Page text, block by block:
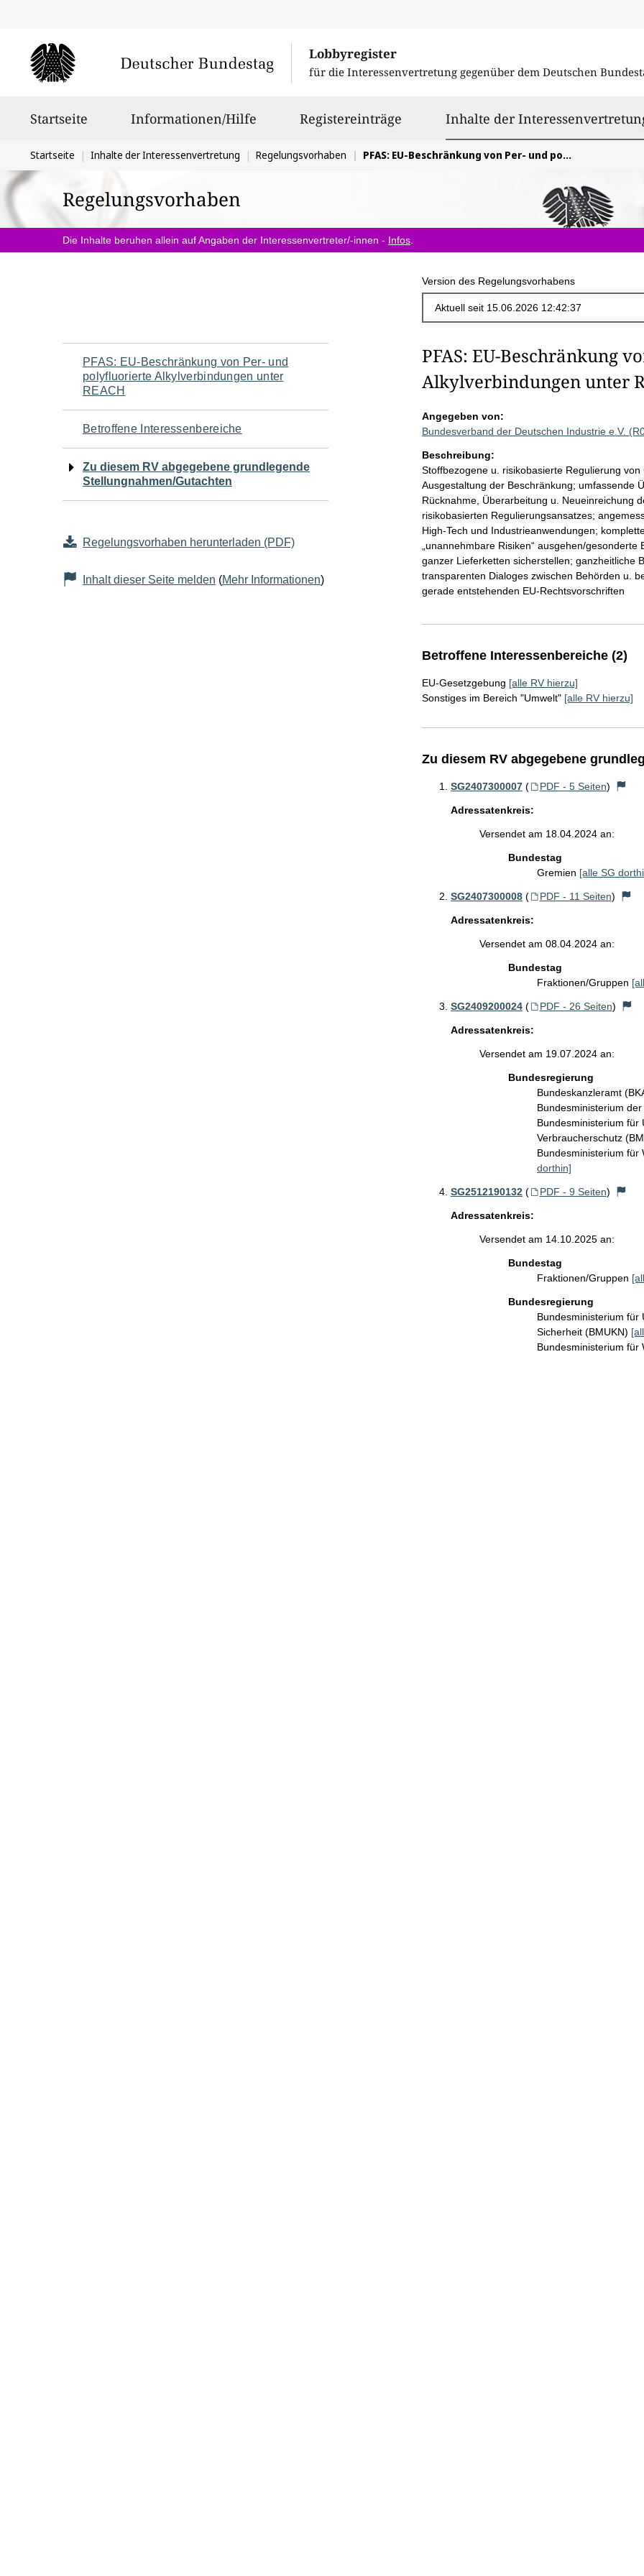
Lobbyregister
für die Interessenvertretung gegenüber dem Deutschen
Startseite Informationen/Hilfe Registereinträge Inhalte der
Sie
befinden
sich
hier:
Startseite Inhalte der Interessenvertretung Regelungsvorhaben PFAS: EU-Beschränkung von Per- und polyfluorierte Alkylverbindungen unter REACH
Regelungsvorhaben
Die Inhalte beruhen allein auf Angaben der Interessenvertreter/-innen - Infos
Version des Regelungsvorhabens
Navigation
für
den
Seiteninhalt
PFAS: EU-Beschränkung von Per- und
polyfluorierte Alkylverbindungen unter
REACH
Betroffene Interessenbereiche
Zu diesem RV abgegebene grundlegende
Stellungnahmen/Gutachten
Regelungsvorhaben herunterladen (PDF)
Inhalt dieser Seite melden (Mehr Informationen)
PFAS: EU-Beschränkung
Alkylverbindungen unter
Angegeben von:
Bundesverband der Deutschen Industrie e.V.
Beschreibung:
Stoffbezogene u. risikobasierte Regulierung
Ausgestaltung der Beschränkung; umfassende
Rücknahme, Überarbeitung u. Neueinreichung
risikobasierten Regulierungsansatzes;
High-Tech und Industrieanwendungen;
„unannehmbare Risiken“ ausgehen/
ganzer Lieferketten sicherstellen; ganzheitliche
transparenten Dialoges zwischen Behörden u.
gerade entstehenden EU-Rechtsvorschriften
Betroffene Interessenbereiche (2)
EU-Gesetzgebung [alle RV hierzu]
Sonstiges im Bereich "Umwelt" [alle RV hierzu]
Zu diesem RV abgegebene
SG2407300007 ( PDF - 5 Seiten)
Adressatenkreis:
Versendet am 18.04.2024 an:
Bundestag
Gremien [alle SG
SG2407300008 ( PDF - 11 Seiten)
Adressatenkreis:
Versendet am 08.04.2024 an:
Bundestag
Fraktionen/Gruppen
SG2409200024 ( PDF - 26 Seiten)
Adressatenkreis:
Versendet am 19.07.2024 an:
Bundesregierung
Bundeskanzleramt
Bundesministerium
Bundesministerium für
Verbraucherschutz
Bundesministerium für
dorthin]
SG2512190132 ( PDF - 9 Seiten)
Adressatenkreis:
Versendet am 14.10.2025 an:
Bundestag
Fraktionen/Gruppen
Bundesregierung
Bundesministerium für
Sicherheit (BMUKN)
Bundesministerium